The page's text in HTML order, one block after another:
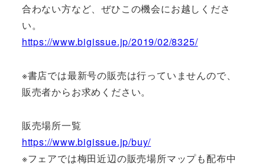
合わない方など、ぜひこの機会にお越しくださ
い。
https://www.bigissue.jp/2019/02/8325/
※書店では最新号の販売は行っていませんので、
販売者からお求めください。
販売場所一覧
https://www.bigissue.jp/buy/
※フェアでは梅田近辺の販売場所マップも配布中